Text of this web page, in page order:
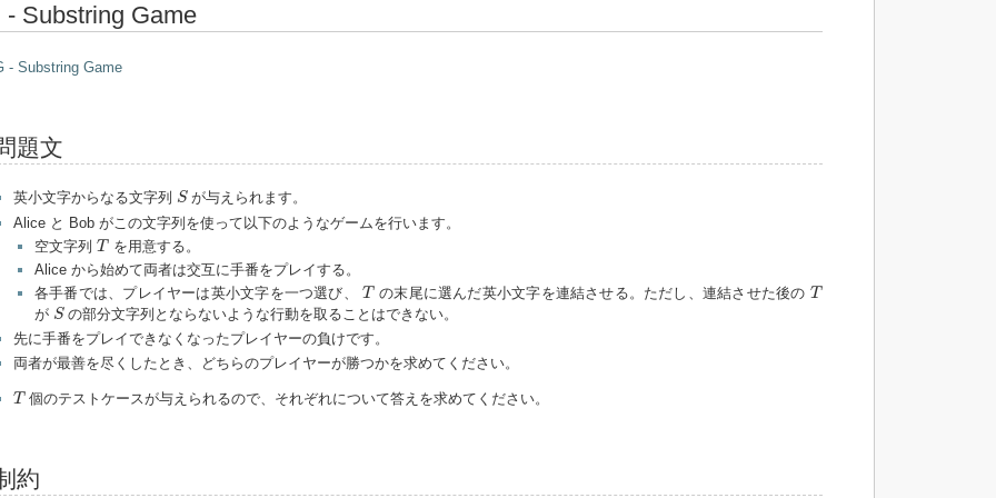
- Substring Game
- Substring Game
題文
英小文字からなる文字列 S
Sが与えられます。
Alice と Bob がこの文字列を使って以下のようなゲームを行います。
空文字列 T
Tを用意する。
Alice から始めて両者は交互に手番をプレイする。
各手番では、プレイヤーは英小文字を一つ選び、T
Tの末尾に選んだ英小文字を連結させる。ただし、連結させた後の T
T
が S
Sの部分文字列とならないような行動を取ることはできない。
先に手番をプレイできなくなったプレイヤーの負けです。
両者が最善を尽くしたとき、どちらのプレイヤーが勝つかを求めてください。
T
T個のテストケースが与えられるので、それぞれについて答えを求めてください。
約